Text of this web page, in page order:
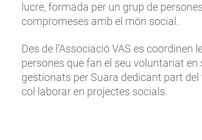
lucre, formada per un grup de persones
compromeses amb el món social.
Des de l’Associació VAS es coordinen
persones que fan el seu voluntariat en
gestionats per Suara dedicant part del
col·laborar en projectes socials.